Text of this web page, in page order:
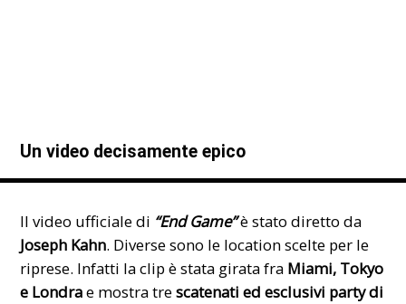
Un video decisamente epico
Il video ufficiale di “End Game”è stato diretto da
Joseph Kahn. Diverse sono le location scelte per le
riprese. Infatti la clip è stata girata fra Miami, Tokyo
e Londrae mostra trescatenati ed esclusivi party di